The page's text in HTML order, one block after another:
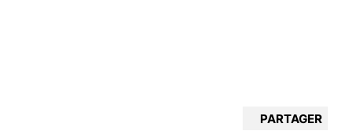
PARTAGER